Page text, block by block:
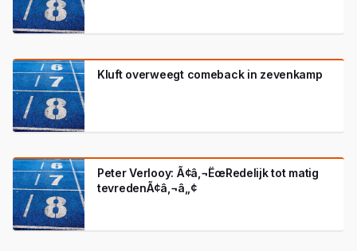
Kluft overweegt comeback in zevenkamp
Peter Verlooy: Ã¢â‚¬ËœRedelijk tot matig
tevredenÃ¢â‚¬â„¢